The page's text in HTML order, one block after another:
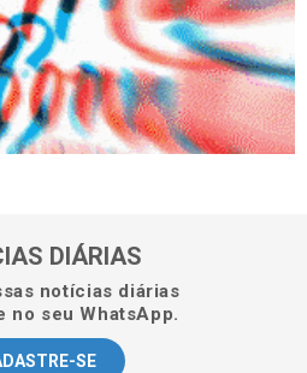
DIÁRIAS
notícias diárias
no seu WhatsApp.
SE